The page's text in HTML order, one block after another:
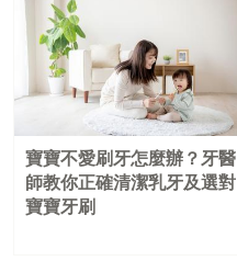
寶寶不愛刷牙怎麼辦？牙醫
師教你正確清潔乳牙及選對
寶寶牙刷